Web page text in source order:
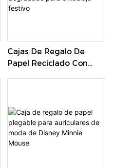
Cajas De Regalo De
Papel Reciclado Con